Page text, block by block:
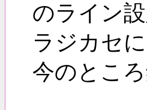
のライン
ラジカセ
今のとこ